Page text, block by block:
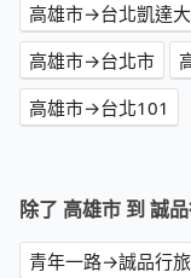
高雄市→台北凱達
高雄市→台北市
高雄市→台北101
除了 高雄市 到 誠
青年一路→誠品行旅